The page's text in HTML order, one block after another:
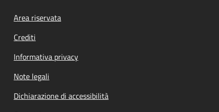
Footer menu
Area riservata
Crediti
Informativa privacy
Note legali
Dichiarazione di accessibilità